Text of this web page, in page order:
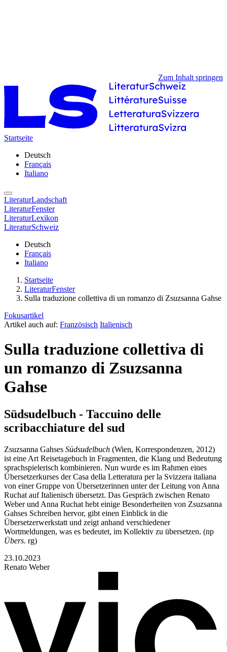
Zum Inhalt springen
Startseite
Deutsch
Français
Italiano
LiteraturLandschaft
LiteraturFenster
LiteraturLexikon
LiteraturSchweiz
Deutsch
Français
Italiano
Startseite
LiteraturFenster
Sulla traduzione collettiva di un romanzo di Zsuzsanna Gahse
Fokusartikel
Artikel auch auf: Französisch Italienisch
Sulla traduzione collettiva di
un romanzo di Zsuzsanna
Gahse
Südsudelbuch - Taccuino delle
scribacchiature del sud
Zsuzsanna Gahses Südsudelbuch (Wien, Korrespondenzen, 2012)
ist eine Art Reisetagebuch in Fragmenten, die Klang und Bedeutung
sprachspielerisch kombinieren. Nun wurde es im Rahmen eines
Übersetzerkurses der Casa della Letteratura per la Svizzera italiana
von einer Gruppe von Übersetzerinnen unter der Leitung von Anna
Ruchat auf Italienisch übersetzt. Das Gespräch zwischen Renato
Weber und Anna Ruchat hebt einige Besonderheiten von Zsuzsanna
Gahses Schreiben hervor, gibt einen Einblick in die
Übersetzerwerkstatt und zeigt anhand verschiedener
Wortmeldungen, was es bedeutet, im Kollektiv zu übersetzen. (np
Übers. rg)
23.10.2023
Renato Weber